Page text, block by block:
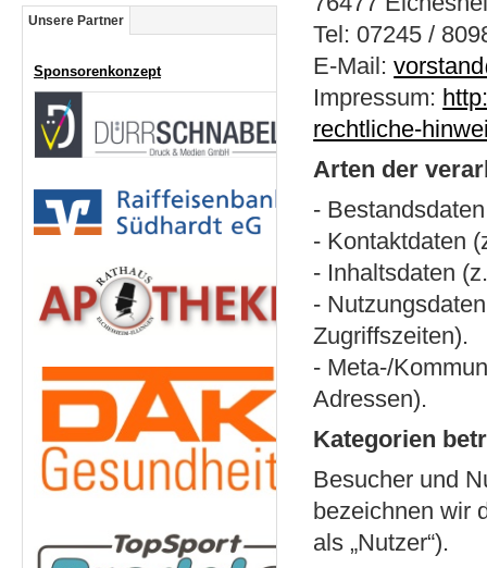
Unsere Partner
Sponsorenkonzept
Tel: 07245 /
E-Mail:
Impressum:
rechtliche-
Arten der
-
- Kontaktdaten
- Inhaltsdaten
-
Zugriffszeiten).
- Meta-/
Adressen).
Kategorien
Besucher und
bezeichnen wir
als „Nutzer“).